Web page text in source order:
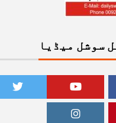
سوشل میڈیا